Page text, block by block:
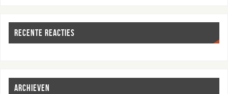
RECENTE REACTIES
ARCHIEVEN